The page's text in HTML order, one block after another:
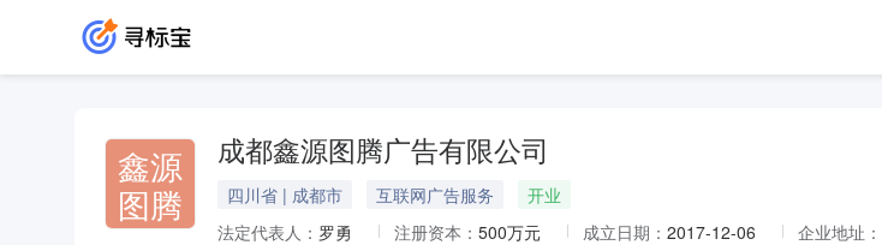
鑫源
图腾
成都鑫源图腾广告有限公司
四川省 | 成都市 互联网广告服务
开业
法定代表人： 罗勇 注册资本： 500万元 成立日期： 2017-12-06 企业地址：